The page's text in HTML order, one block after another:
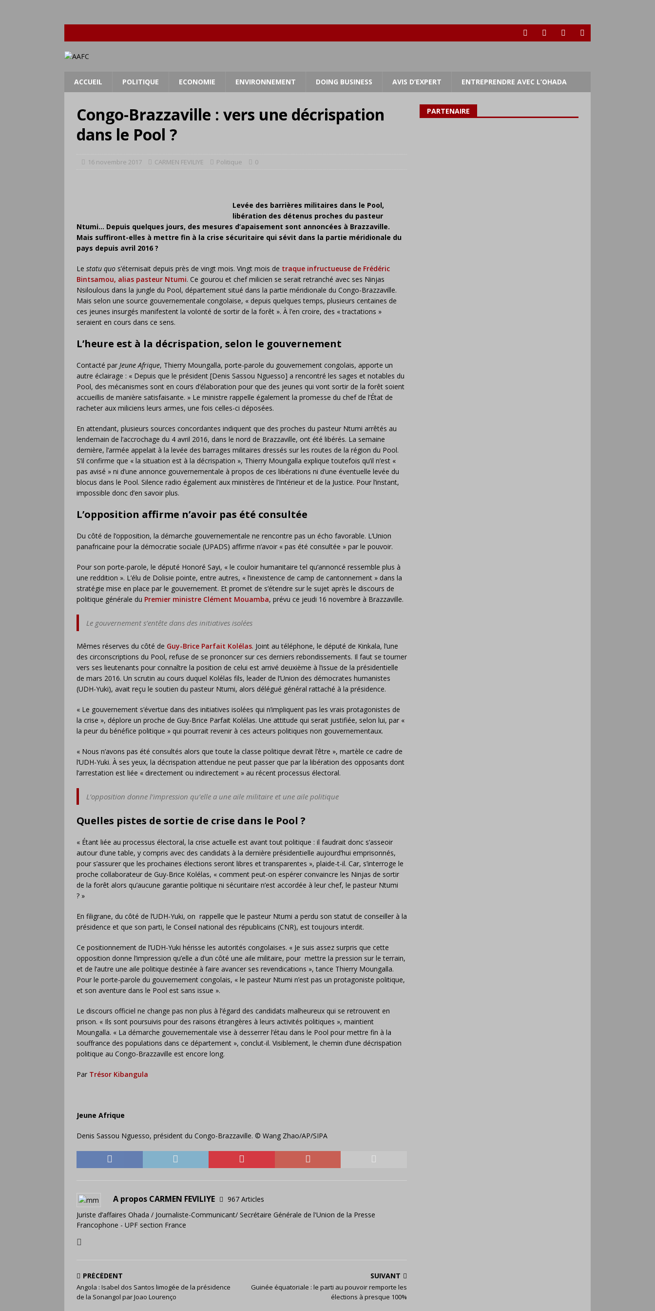
ACCUEIL POLITIQUE ECONOMIE ENVIRONNEMENT DOING BUSINESS AVIS D’EXPERT ENTREPRENDRE AVEC L’OHADA
Congo-Brazzaville : vers une décrispation
dans le Pool ?
16 novembre 2017 CARMEN FEVILIYE Politique 0
Levée des barrières militaires dans le Pool,
libération des détenus proches du pasteur
Ntumi… Depuis quelques jours, des mesures d’apaisement sont annoncées à Brazzaville.
Mais suffiront-elles à mettre fin à la crise sécuritaire qui sévit dans la partie méridionale du
pays depuis avril 2016 ?
Le statu quo s’éternisait depuis près de vingt mois. Vingt mois de traque infructueuse de Frédéric
Bintsamou, alias pasteur Ntumi. Ce gourou et chef milicien se serait retranché avec ses Ninjas
Nsiloulous dans la jungle du Pool, département situé dans la partie méridionale du Congo-Brazzaville.
Mais selon une source gouvernementale congolaise, « depuis quelques temps, plusieurs centaines de
ces jeunes insurgés manifestent la volonté de sortir de la forêt ». À l’en croire, des « tractations »
seraient en cours dans ce sens.
L’heure est à la décrispation, selon le gouvernement
Contacté par Jeune Afrique, Thierry Moungalla, porte-parole du gouvernement congolais, apporte un
autre éclairage : « Depuis que le président [Denis Sassou Nguesso] a rencontré les sages et notables du
Pool, des mécanismes sont en cours d’élaboration pour que des jeunes qui vont sortir de la forêt soient
accueillis de manière satisfaisante. » Le ministre rappelle également la promesse du chef de l’État de
racheter aux miliciens leurs armes, une fois celles-ci déposées.
En attendant, plusieurs sources concordantes indiquent que des proches du pasteur Ntumi arrêtés au
lendemain de l’accrochage du 4 avril 2016, dans le nord de Brazzaville, ont été libérés. La semaine
dernière, l’armée appelait à la levée des barrages militaires dressés sur les routes de la région du Pool.
S’il confirme que « la situation est à la décrispation », Thierry Moungalla explique toutefois qu’il n’est «
pas avisé » ni d’une annonce gouvernementale à propos de ces libérations ni d’une éventuelle levée du
blocus dans le Pool. Silence radio également aux ministères de l’Intérieur et de la Justice. Pour l’instant,
impossible donc d’en savoir plus.
L’opposition affirme n’avoir pas été consultée
Du côté de l’opposition, la démarche gouvernementale ne rencontre pas un écho favorable. L’Union
panafricaine pour la démocratie sociale (UPADS) affirme n’avoir « pas été consultée » par le pouvoir.
Pour son porte-parole, le député Honoré Sayi, « le couloir humanitaire tel qu’annoncé ressemble plus à
une reddition ». L’élu de Dolisie pointe, entre autres, « l’inexistence de camp de cantonnement » dans la
stratégie mise en place par le gouvernement. Et promet de s’étendre sur le sujet après le discours de
politique générale du Premier ministre Clément Mouamba, prévu ce jeudi 16 novembre à Brazzaville.
Le gouvernement s’entête dans des initiatives isolées
Mêmes réserves du côté de Guy-Brice Parfait Kolélas. Joint au téléphone, le député de Kinkala, l’une
des circonscriptions du Pool, refuse de se prononcer sur ces derniers rebondissements. Il faut se tourner
vers ses lieutenants pour connaître la position de celui est arrivé deuxième à l’issue de la présidentielle
de mars 2016. Un scrutin au cours duquel Kolélas fils, leader de l’Union des démocrates humanistes
(UDH-Yuki), avait reçu le soutien du pasteur Ntumi, alors délégué général rattaché à la présidence.
« Le gouvernement s’évertue dans des initiatives isolées qui n’impliquent pas les vrais protagonistes de
la crise », déplore un proche de Guy-Brice Parfait Kolélas. Une attitude qui serait justifiée, selon lui, par «
la peur du bénéfice politique » qui pourrait revenir à ces acteurs politiques non gouvernementaux.
« Nous n’avons pas été consultés alors que toute la classe politique devrait l’être », martèle ce cadre de
l’UDH-Yuki. À ses yeux, la décrispation attendue ne peut passer que par la libération des opposants dont
l’arrestation est liée « directement ou indirectement » au récent processus électoral.
L’opposition donne l’impression qu’elle a une aile militaire et une aile politique
Quelles pistes de sortie de crise dans le Pool ?
« Étant liée au processus électoral, la crise actuelle est avant tout politique : il faudrait donc s’asseoir
autour d’une table, y compris avec des candidats à la dernière présidentielle aujourd’hui emprisonnés,
pour s’assurer que les prochaines élections seront libres et transparentes », plaide-t-il. Car, s’interroge le
proche collaborateur de Guy-Brice Kolélas, « comment peut-on espérer convaincre les Ninjas de sortir
de la forêt alors qu’aucune garantie politique ni sécuritaire n’est accordée à leur chef, le pasteur Ntumi
? »
En filigrane, du côté de l’UDH-Yuki, on rappelle que le pasteur Ntumi a perdu son statut de conseiller à la
présidence et que son parti, le Conseil national des républicains (CNR), est toujours interdit.
Ce positionnement de l’UDH-Yuki hérisse les autorités congolaises. « Je suis assez surpris que cette
opposition donne l’impression qu’elle a d’un côté une aile militaire, pour mettre la pression sur le terrain,
et de l’autre une aile politique destinée à faire avancer ses revendications », tance Thierry Moungalla.
Pour le porte-parole du gouvernement congolais, « le pasteur Ntumi n’est pas un protagoniste politique,
et son aventure dans le Pool est sans issue ».
Le discours officiel ne change pas non plus à l’égard des candidats malheureux qui se retrouvent en
prison. « Ils sont poursuivis pour des raisons étrangères à leurs activités politiques », maintient
Moungalla. « La démarche gouvernementale vise à desserrer l’étau dans le Pool pour mettre fin à la
souffrance des populations dans ce département », conclut-il. Visiblement, le chemin d’une décrispation
politique au Congo-Brazzaville est encore long.
Par Trésor Kibangula
Jeune Afrique
Denis Sassou Nguesso, président du Congo-Brazzaville. © Wang Zhao/AP/SIPA
A propos CARMEN FEVILIYE
967 Articles
Juriste d’affaires Ohada / Journaliste-Communicant/ Secrétaire Générale de l'Union de la Presse
Francophone - UPF section France
PRÉCÉDENT
Angola : Isabel dos Santos limogée de la présidence
de la Sonangol par Joao Lourenço
SUIVANT
Guinée équatoriale : le parti au pouvoir remporte les
élections à presque 100%
PARTENAIRE